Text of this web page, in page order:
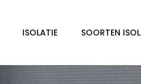
ISOLATIE SOORTEN